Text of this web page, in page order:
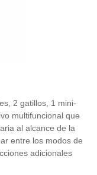
2 gatillos, 1 mini-
multifuncional que
al alcance de la
entre los modos de
adicionales